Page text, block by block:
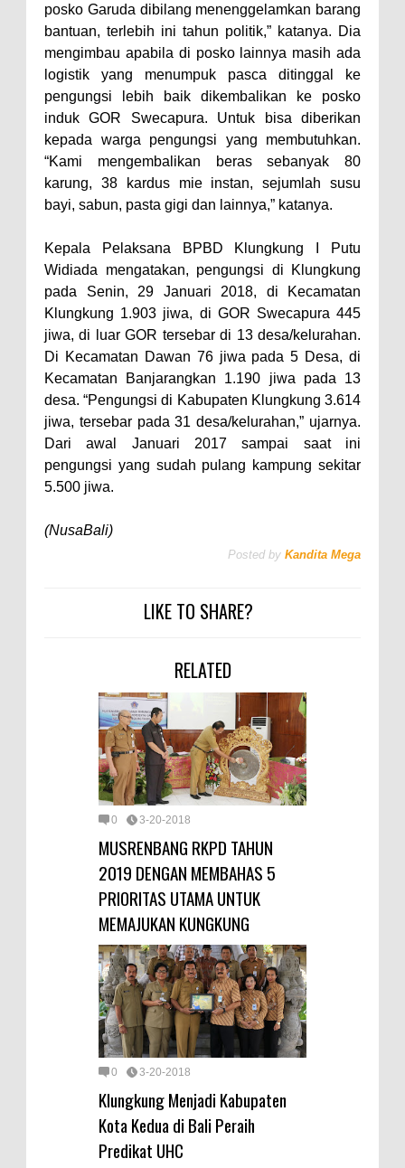
posko Garuda dibilang menenggelamkan barang
bantuan, terlebih ini tahun politik,” katanya. Dia
mengimbau apabila di posko lainnya masih ada
logistik yang menumpuk pasca ditinggal ke
pengungsi lebih baik dikembalikan ke posko
induk GOR Swecapura. Untuk bisa diberikan
kepada warga pengungsi yang membutuhkan.
“Kami mengembalikan beras sebanyak 80
karung, 38 kardus mie instan, sejumlah susu
bayi, sabun, pasta gigi dan lainnya,” katanya.
Kepala Pelaksana BPBD Klungkung I Putu
Widiada mengatakan, pengungsi di Klungkung
pada Senin, 29 Januari 2018, di Kecamatan
Klungkung 1.903 jiwa, di GOR Swecapura 445
jiwa, di luar GOR tersebar di 13 desa/kelurahan.
Di Kecamatan Dawan 76 jiwa pada 5 Desa, di
Kecamatan Banjarangkan 1.190 jiwa pada 13
desa. “Pengungsi di Kabupaten Klungkung 3.614
jiwa, tersebar pada 31 desa/kelurahan,” ujarnya.
Dari awal Januari 2017 sampai saat ini
pengungsi yang sudah pulang kampung sekitar
5.500 jiwa.
(NusaBali)
Posted by Kandita Mega
LIKE TO SHARE?
RELATED
0 3-20-2018
MUSRENBANG RKPD TAHUN
2019 DENGAN MEMBAHAS 5
PRIORITAS UTAMA UNTUK
MEMAJUKAN KUNGKUNG
0 3-20-2018
Klungkung Menjadi Kabupaten
Kota Kedua di Bali Peraih
Predikat UHC